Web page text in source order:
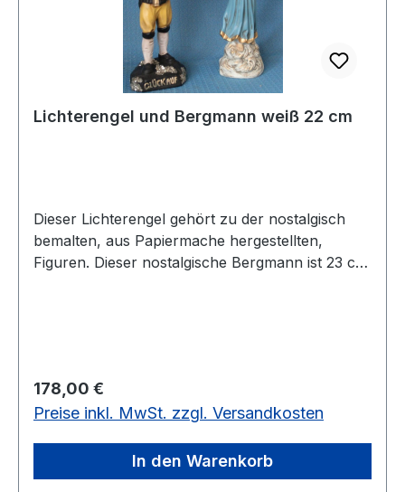
Lichterengel und Bergmann weiß 22 cm
Dieser Lichterengel gehört zu der nostalgisch
bemalten, aus Papiermache hergestellten,
Figuren. Dieser nostalgische Bergmann ist 23 cm
Regulärer Preis:
178,00 €
Preise inkl. MwSt. zzgl. Versandkosten
In den Warenkorb